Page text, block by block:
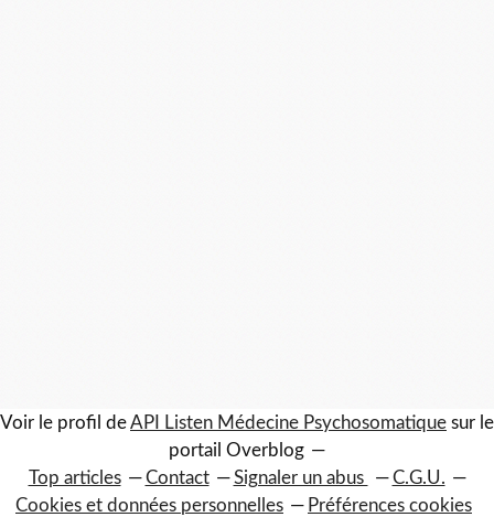
Voir le profil deAPI Listen Médecine Psychosomatique sur le
portail Overblog
Top articles
Contact Signaler un abus
C.G.U.
Cookies et données personnelles
Préférences cookies